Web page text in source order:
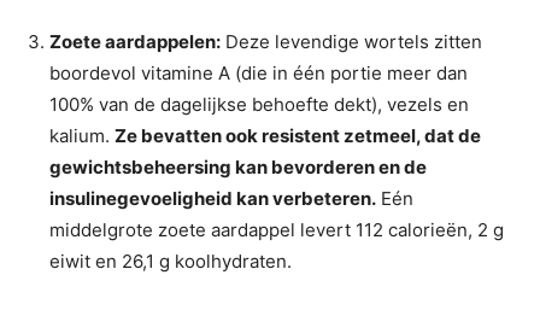
Zoete aardappelen: Deze levendige wortels zitten
boordevol vitamine A (die in één portie meer dan
100% van de dagelijkse behoefte dekt), vezels en
kalium. Ze bevatten ook resistent zetmeel, dat de
gewichtsbeheersing kan bevorderen en de
insulinegevoeligheid kan verbeteren. Eén
middelgrote zoete aardappel levert 112 calorieën, 2 g
eiwit en 26,1 g koolhydraten.